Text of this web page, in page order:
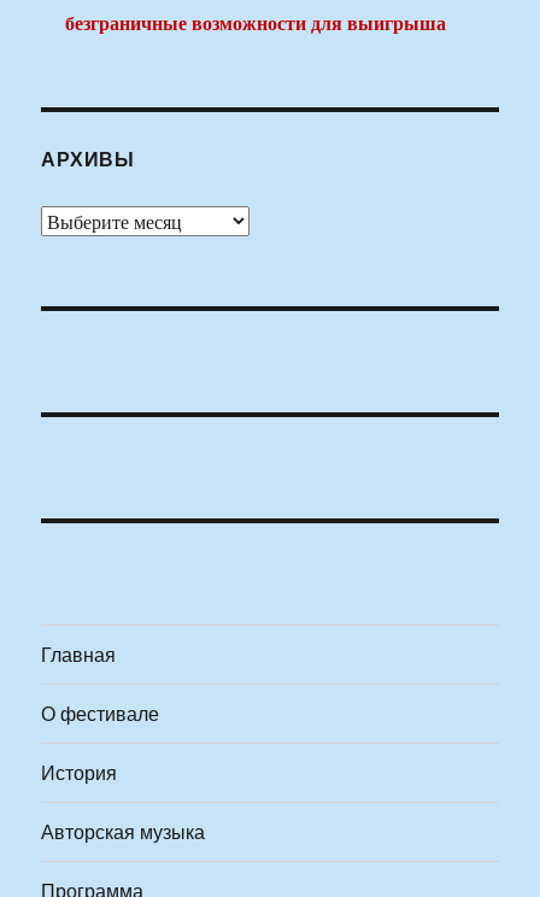
безграничные возможности для выигрыша
АРХИВЫ
Архивы
Главная
О фестивале
История
Авторская музыка
Программа